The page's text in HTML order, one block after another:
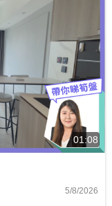
01:08
5/8/2026